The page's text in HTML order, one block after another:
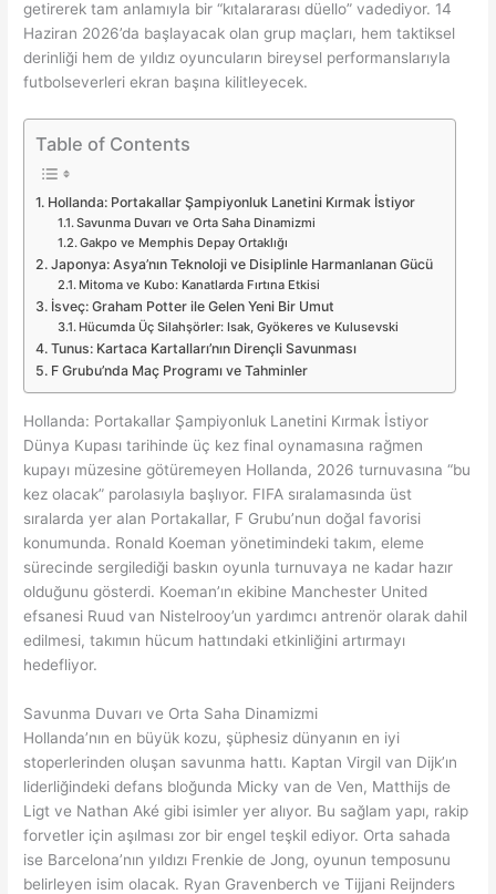
getirerek tam anlamıyla bir “kıtalararası düello” vadediyor. 14
Haziran 2026’da başlayacak olan grup maçları, hem taktiksel
derinliği hem de yıldız oyuncuların bireysel performanslarıyla
futbolseverleri ekran başına kilitleyecek.
Table of Contents
Hollanda: Portakallar Şampiyonluk Lanetini Kırmak İstiyor
Savunma Duvarı ve Orta Saha Dinamizmi
Gakpo ve Memphis Depay Ortaklığı
Japonya: Asya’nın Teknoloji ve Disiplinle Harmanlanan Gücü
Mitoma ve Kubo: Kanatlarda Fırtına Etkisi
İsveç: Graham Potter ile Gelen Yeni Bir Umut
Hücumda Üç Silahşörler: Isak, Gyökeres ve Kulusevski
Tunus: Kartaca Kartalları’nın Dirençli Savunması
F Grubu’nda Maç Programı ve Tahminler
Hollanda: Portakallar Şampiyonluk Lanetini Kırmak İstiyor
Dünya Kupası tarihinde üç kez final oynamasına rağmen
kupayı müzesine götüremeyen Hollanda, 2026 turnuvasına “bu
kez olacak” parolasıyla başlıyor. FIFA sıralamasında üst
sıralarda yer alan Portakallar, F Grubu’nun doğal favorisi
konumunda. Ronald Koeman yönetimindeki takım, eleme
sürecinde sergilediği baskın oyunla turnuvaya ne kadar hazır
olduğunu gösterdi. Koeman’ın ekibine Manchester United
efsanesi Ruud van Nistelrooy’un yardımcı antrenör olarak dahil
edilmesi, takımın hücum hattındaki etkinliğini artırmayı
hedefliyor.
Savunma Duvarı ve Orta Saha Dinamizmi
Hollanda’nın en büyük kozu, şüphesiz dünyanın en iyi
stoperlerinden oluşan savunma hattı. Kaptan Virgil van Dijk’ın
liderliğindeki defans bloğunda Micky van de Ven, Matthijs de
Ligt ve Nathan Aké gibi isimler yer alıyor. Bu sağlam yapı, rakip
forvetler için aşılması zor bir engel teşkil ediyor. Orta sahada
ise Barcelona’nın yıldızı Frenkie de Jong, oyunun temposunu
belirleyen isim olacak. Ryan Gravenberch ve Tijjani Reijnders